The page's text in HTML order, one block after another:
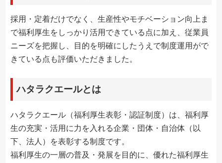
採用・定着だけでなく、生産性やモチベーション向上ま
で福利厚生をしっかり活用できている点に加え、従業員
ニーズを把握し、目的を明確にしたうえで制度運用がで
きている点も評価いただきました。
ハタラクエールとは
ハタラクエール（福利厚生表彰・認証制度）は、福利厚
生の充実・活用に力を入れる企業・団体・自治体（以
下、法人）を表彰する制度です。
福利厚生の一層の普及・発展を目的に、優れた福利厚生